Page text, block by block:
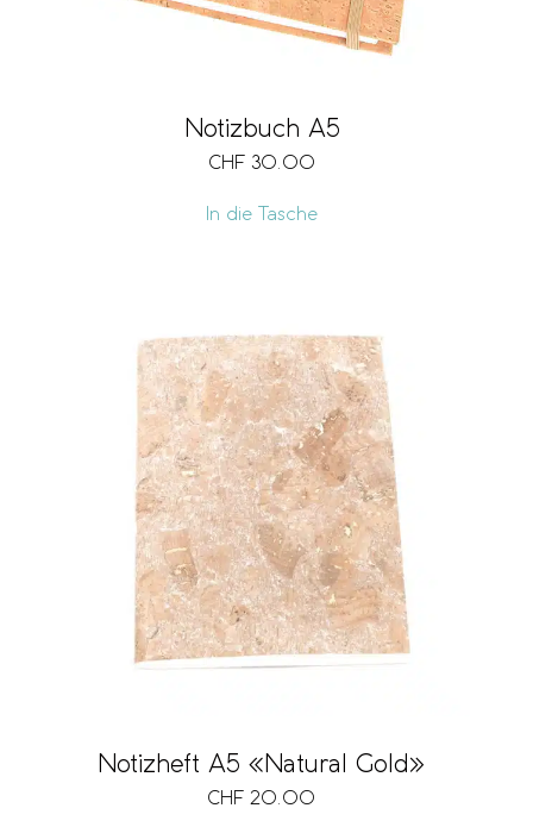
Notizbuch A5
CHF 30.00
In die Tasche
Notizheft A5 «Natural Gold»
CHF 20.00